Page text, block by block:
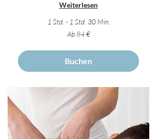
Weiterlesen
1 Std. - 1 Std. 30 Min.
Ab 84 €
Buchen